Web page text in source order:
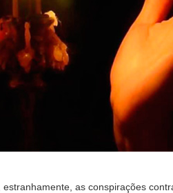
as conspirações